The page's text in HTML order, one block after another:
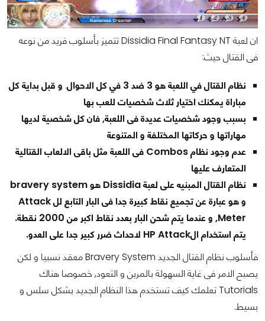
ان لعبة Dissidia Final Fantasy NT تتميز بأسلوب فريد من نوعه
فى القتال حيث:
نظام القتال في اللعبة هو 3 ضد 3 في كل الاحوال . و قبل بداية كل
مباراة يمكنك اختيار ثلاث شخصيات للعب بها
بسبب وجود شخصيات عديدة فى اللعبة, فان كل شخصية لديها
مهاراتها و حركاتها المختلفة و المتنوعة
عدم وجود نظام Combos فى اللعبة مثل باقى الالعاب القتالية
المتعارف عليها
نظام القتال المبنيه على لعبة Dissidia هو
bravery system
و هو عبارة عن تجميع نقاط كبيرة جدا فى البار التابع لل Attack
Meter, و عندما يتم شحن البار بعدد نقاط اكبر من 2000 نقطة.
يتم استخدام الHP Attack لاحداث ضرر كبير جدا على العدو.
فأسلوب نظام القتال الجديد Bravery System معقد نسبيا و لكن
يصبح الامر فى غاية السهولة بالمرين و التعود, خصوصا هناك
Tutorials تعلمك كيف تستخدم هذا النظام الجديد بشكل سلس و
بسيط.